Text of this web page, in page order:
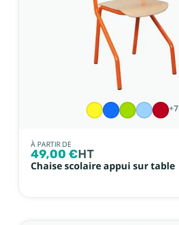
+7
À PARTIR DE
49,00 €HT
Chaise scolaire appui sur table